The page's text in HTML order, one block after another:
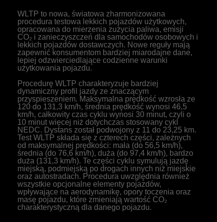
WLTP to nowa, światowa zharmonizowana
procedura testowa lekkich pojazdów użytkowych,
opracowana do mierzenia zużycia paliwa, emisji
CO₂ i zanieczyszczeń dla samochodów osobowych i
lekkich pojazdów dostawczych. Nowe reguły mają
zapewnić konsumentom bardziej miarodajne dane,
lepiej odzwierciedlające codzienne warunki
użytkowania pojazdu.
Procedurę WLTP charakteryzuje bardziej
dynamiczny profil jazdy ze znaczącym
przyspieszeniem. Maksymalna prędkość wzrosła ze
120 do 131,3 km/h, średnia prędkość wynosi 46,5
km/h, całkowity czas cyklu wynosi 30 minut, czyli o
10 minut więcej niż dotychczas stosowany cykl
NEDC. Dystans został podwojony z 11 do 23,25 km.
Test WLTP składa się z czterech części, zależnych
od maksymalnej prędkości: mała (do 56,5 km/h),
średnia (do 76,6 km/h), duża (do 97,4 km/h), bardzo
duża (131,3 km/h). Te części cyklu symulują jazdę
miejską, podmiejską po drogach innych niż miejskie
oraz autostradach. Procedura uwzględnia również
wszystkie opcjonalne elementy pojazdów,
wpływające na aerodynamikę, opory toczenia oraz
masę pojazdu, które zmieniają wartość CO₂
charakterystyczną dla danego pojazdu.